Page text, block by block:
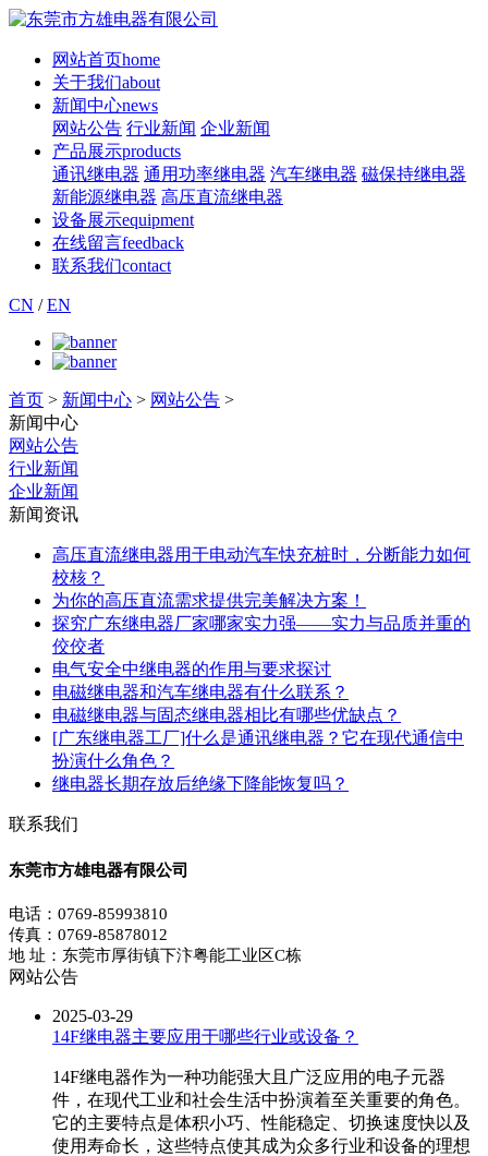
网站首页home
关于我们about
新闻中心news
网站公告 行业新闻 企业新闻
产品展示products
通讯继电器 通用功率继电器 汽车继电器 磁保持继电器
新能源继电器 高压直流继电器
设备展示equipment
在线留言feedback
联系我们contact
CN /EN
首页 > 新闻中心 > 网站公告 >
新闻中心
网站公告
行业新闻
企业新闻
新闻资讯
高压直流继电器用于电动汽车快充桩时，分断能力如何
校核？
为你的高压直流需求提供完美解决方案！
探究广东继电器厂家哪家实力强——实力与品质并重的
佼佼者
电气安全中继电器的作用与要求探讨
电磁继电器和汽车继电器有什么联系？
电磁继电器与固态继电器相比有哪些优缺点？
[广东继电器工厂]什么是通讯继电器？它在现代通信中
扮演什么角色？
继电器长期存放后绝缘下降能恢复吗？
联系我们
东莞市方雄电器有限公司
电话：0769-85993810
传真：0769-85878012
地 址：东莞市厚街镇下汴粤能工业区C栋
网站公告
2025-03-29
14F继电器主要应用于哪些行业或设备？
14F继电器作为一种功能强大且广泛应用的电子元器
件，在现代工业和社会生活中扮演着至关重要的角色。
它的主要特点是体积小巧、性能稳定、切换速度快以及
使用寿命长，这些特点使其成为众多行业和设备的理想